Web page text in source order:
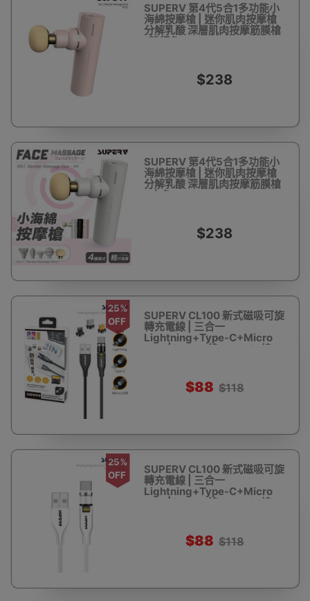
SUPERV 第4代5合1多功能小
海綿按摩槍 | 迷你肌肉按摩槍
分解乳酸 深層肌肉按摩筋膜槍
-粉紅色
$238
SUPERV 第4代5合1多功能小
海綿按摩槍 | 迷你肌肉按摩槍
分解乳酸 深層肌肉按摩筋膜槍
- 白色
$238
25%
OFF
SUPERV CL100 新式磁吸可旋
轉充電線 | 三合一
Lightning+Type-C+Micro
USB | iphone線 Android線
$88 $118
25%
OFF
SUPERV CL100 新式磁吸可旋
轉充電線 | 三合一
Lightning+Type-C+Micro
USB | iphone線 Android線
$88 $118